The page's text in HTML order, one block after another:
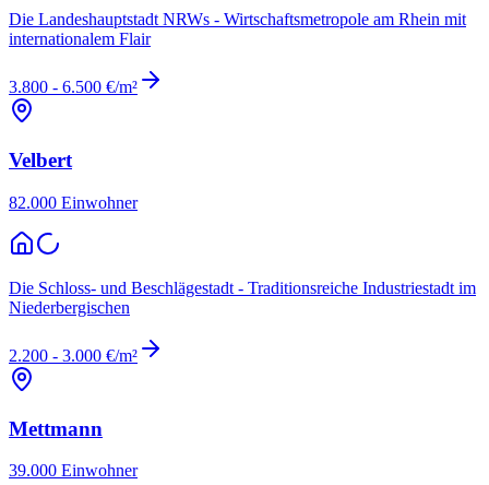
Die Landeshauptstadt NRWs - Wirtschaftsmetropole am Rhein mit
internationalem Flair
3.800 - 6.500 €/m²
Velbert
82.000 Einwohner
Die Schloss- und Beschlägestadt - Traditionsreiche Industriestadt im
Niederbergischen
2.200 - 3.000 €/m²
Mettmann
39.000 Einwohner